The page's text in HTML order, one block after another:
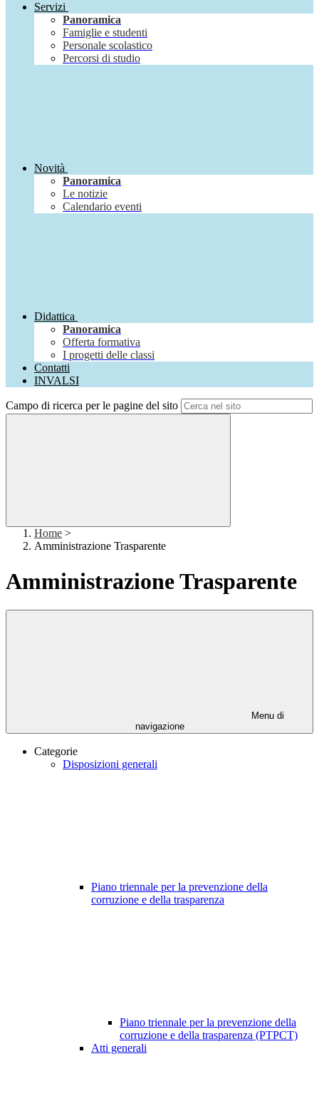
Servizi
Panoramica
Famiglie e studenti
Personale scolastico
Percorsi di studio
Novità
Panoramica
Le notizie
Calendario eventi
Didattica
Panoramica
Offerta formativa
I progetti delle classi
Contatti
INVALSI
Campo di ricerca per le pagine del sito
Home >
Amministrazione Trasparente
Amministrazione Trasparente
Menu di
navigazione
Categorie
Disposizioni generali
Piano triennale per la prevenzione della
corruzione e della trasparenza
Piano triennale per la prevenzione della
corruzione e della trasparenza (PTPCT)
Atti generali